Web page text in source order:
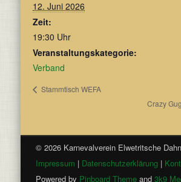
12. Juni 2026
Zeit:
19:30 Uhr
Veranstaltungskategorie:
Verband
Stammtisch WEFA
Crazy
© 2026 Karnevalverein Elwetritsche
Impressum | Datenschutzerklärung|
Powered by Pinboard Themeand 3k9